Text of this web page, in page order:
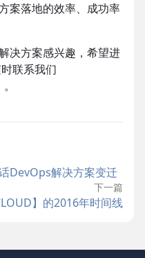
案落地的效率、成功率
决方案感兴趣，希望进
联系我们
DevOps解决方案变迁
下一篇
】的2016年时间线